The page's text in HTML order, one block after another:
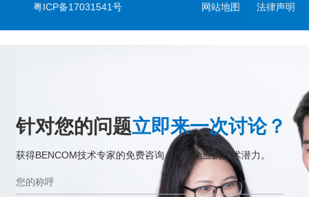
粤ICP备17031541号 网站地图 法律声明
针对您的问题立即来一次讨论？
获得BENCOM技术专家的免费咨询，挖掘企业的技术潜力。